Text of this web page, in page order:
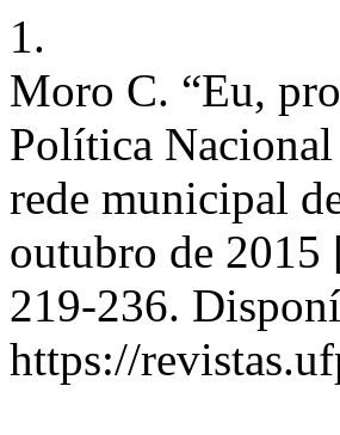
1.
Moro C. “Eu,
Política
rede municipal
outubro de 2015
219-236.
https://